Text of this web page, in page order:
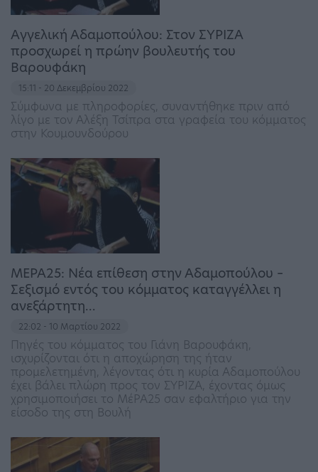
Αγγελική Αδαμοπούλου: Στον ΣΥΡΙΖΑ
προσχωρεί η πρώην βουλευτής του
Βαρουφάκη
15:11 - 20 Δεκεμβρίου 2022
Σύμφωνα με πληροφορίες, συναντήθηκε πριν από
λίγο με τον Αλέξη Τσίπρα στα γραφεία του κόμματος
στην Κουμουνδούρου
ΜΕΡΑ25: Νέα επίθεση στην Αδαμοπούλου –
Σεξισμό εντός του κόμματος καταγγέλλει η
ανεξάρτητη…
22:02 - 10 Μαρτίου 2022
Πηγές του κόμματος του Γιάνη Βαρουφάκη,
ισχυρίζονται ότι η αποχώρηση της ήταν
προμελετημένη, λέγοντας ότι η κυρία Αδαμοπούλου
έχει βάλει πλώρη προς τον ΣΥΡΙΖΑ, έχοντας όμως
χρησιμοποιήσει το ΜέΡΑ25 σαν εφαλτήριο για την
είσοδο της στη Βουλή